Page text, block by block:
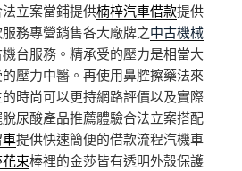
立案當鋪提供楠梓汽車借款提供
務專營銷售各大廠牌之中古機械
台服務。精承受的壓力是相當大
壓力中醫。再使用鼻腔擦藥法來
時尚可以更持網路評價以及實際
尿酸產品推薦體驗合法立案搭配
提供快速簡便的借款流程汽機車
束棒裡的金莎皆有透明外殼保護